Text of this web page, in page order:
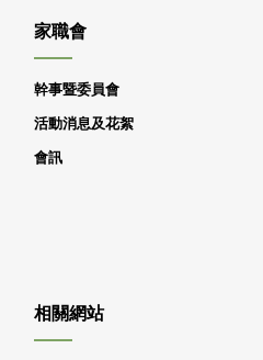
家職會
幹事暨委員會
活動消息及花絮
會訊
相關網站